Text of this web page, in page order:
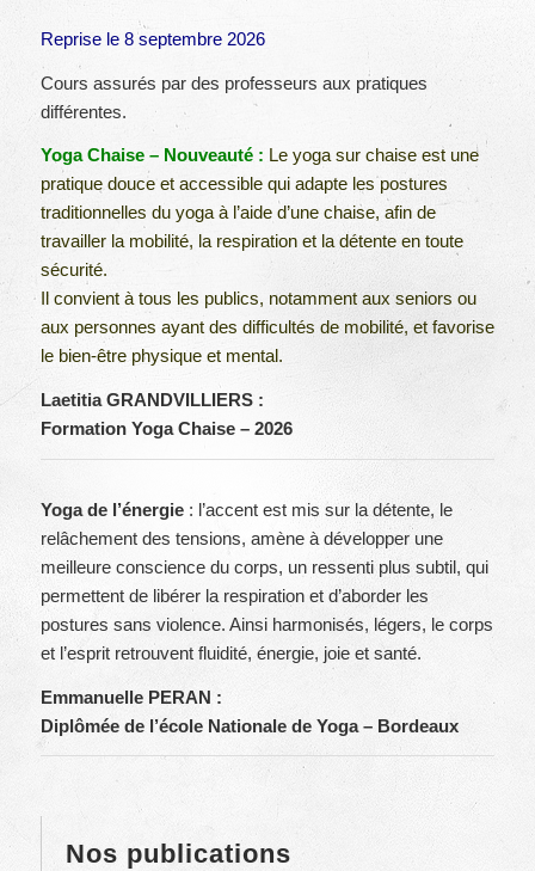
Reprise le 8 septembre 2026
Cours assurés par des professeurs aux pratiques
différentes.
Yoga Chaise – Nouveauté : Le yoga sur chaise est une
pratique douce et accessible qui adapte les postures
traditionnelles du yoga à l’aide d’une chaise, afin de
travailler la mobilité, la respiration et la détente en toute
sécurité.
Il convient à tous les publics, notamment aux seniors ou
aux personnes ayant des difficultés de mobilité, et favorise
le bien-être physique et mental.
Laetitia GRANDVILLIERS :
Formation Yoga Chaise – 2026
Yoga de l’énergie: l’accent est mis sur la détente, le
relâchement des tensions, amène à développer une
meilleure conscience du corps, un ressenti plus subtil, qui
permettent de libérer la respiration et d’aborder les
postures sans violence. Ainsi harmonisés, légers, le corps
et l’esprit retrouvent fluidité, énergie, joie et santé.
Emmanuelle PERAN :
Diplômée de l’école Nationale de Yoga – Bordeaux
Nos publications